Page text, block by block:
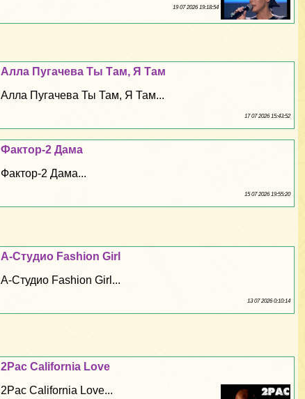
19 07 2026 19:18:54
Алла Пугачева Ты Там, Я Там
Алла Пугачева Ты Там, Я Там...
17 07 2026 15:43:52
Фактор-2 Дама
Фактор-2 Дама...
15 07 2026 19:55:20
А-Студио Fashion Girl
А-Студио Fashion Girl...
13 07 2026 0:10:14
2Pac California Love
2Pac California Love...